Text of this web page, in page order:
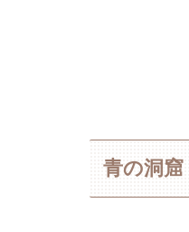
青の洞窟